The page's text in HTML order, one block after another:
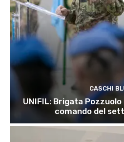
CASCHI
UNIFIL: Brigata
comando del